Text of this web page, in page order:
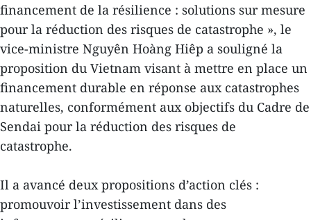
financement de la résilience : solutions sur mesure
pour la réduction des risques de catastrophe », le
vice-ministre Nguyên Hoàng Hiêp a souligné la
proposition du Vietnam visant à mettre en place un
financement durable en réponse aux catastrophes
naturelles, conformément aux objectifs du Cadre de
Sendai pour la réduction des risques de
catastrophe.
Il a avancé deux propositions d’action clés :
promouvoir l’investissement dans des